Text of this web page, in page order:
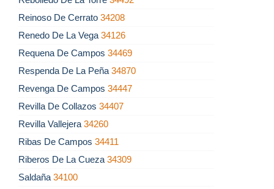
Reinoso De Cerrato 34208
Renedo De La Vega 34126
Requena De Campos 34469
Respenda De La Peña 34870
Revenga De Campos 34447
Revilla De Collazos 34407
Revilla Vallejera 34260
Ribas De Campos 34411
Riberos De La Cueza 34309
Saldaña 34100